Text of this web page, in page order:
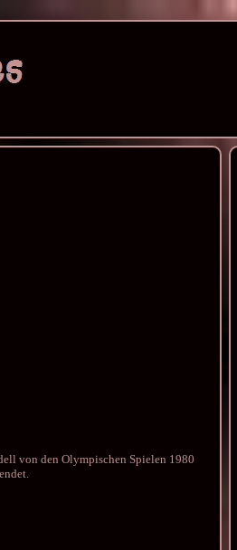
von den Olympischen Spielen 1980